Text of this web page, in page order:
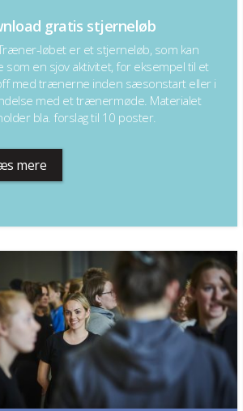
gratis stjerneløb
løbet er et stjerneløb, som kan
som en sjov aktivitet, for eksempel til et
med trænerne inden sæsonstart eller i
med et trænermøde. Materialet
bla. forslag til 10 poster.
mere